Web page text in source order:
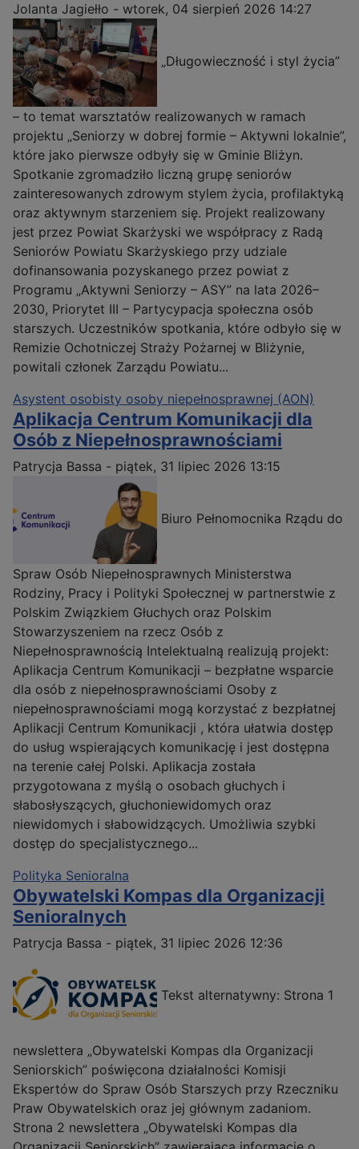
Jolanta Jagiełło - wtorek, 04 sierpień 2026 14:27
„Długowieczność i styl życia”
– to temat warsztatów realizowanych w ramach
projektu „Seniorzy w dobrej formie – Aktywni lokalnie”,
które jako pierwsze odbyły się w Gminie Bliżyn.
Spotkanie zgromadziło liczną grupę seniorów
zainteresowanych zdrowym stylem życia, profilaktyką
oraz aktywnym starzeniem się. Projekt realizowany
jest przez Powiat Skarżyski we współpracy z Radą
Seniorów Powiatu Skarżyskiego przy udziale
dofinansowania pozyskanego przez powiat z
Programu „Aktywni Seniorzy – ASY” na lata 2026–
2030, Priorytet III – Partycypacja społeczna osób
starszych. Uczestników spotkania, które odbyło się w
Remizie Ochotniczej Straży Pożarnej w Bliżynie,
powitali członek Zarządu Powiatu...
Asystent osobisty osoby niepełnosprawnej (AON)
Aplikacja Centrum Komunikacji dla
Osób z Niepełnosprawnościami
Patrycja Bassa - piątek, 31 lipiec 2026 13:15
Biuro Pełnomocnika Rządu do
Spraw Osób Niepełnosprawnych Ministerstwa
Rodziny, Pracy i Polityki Społecznej w partnerstwie z
Polskim Związkiem Głuchych oraz Polskim
Stowarzyszeniem na rzecz Osób z
Niepełnosprawnością Intelektualną realizują projekt:
Aplikacja Centrum Komunikacji – bezpłatne wsparcie
dla osób z niepełnosprawnościami Osoby z
niepełnosprawnościami mogą korzystać z bezpłatnej
Aplikacji Centrum Komunikacji , która ułatwia dostęp
do usług wspierających komunikację i jest dostępna
na terenie całej Polski. Aplikacja została
przygotowana z myślą o osobach głuchych i
słabosłyszących, głuchoniewidomych oraz
niewidomych i słabowidzących. Umożliwia szybki
dostęp do specjalistycznego...
Polityka Senioralna
Obywatelski Kompas dla Organizacji
Senioralnych
Patrycja Bassa - piątek, 31 lipiec 2026 12:36
Tekst alternatywny: Strona 1
newslettera „Obywatelski Kompas dla Organizacji
Seniorskich” poświęcona działalności Komisji
Ekspertów do Spraw Osób Starszych przy Rzeczniku
Praw Obywatelskich oraz jej głównym zadaniom.
Strona 2 newslettera „Obywatelski Kompas dla